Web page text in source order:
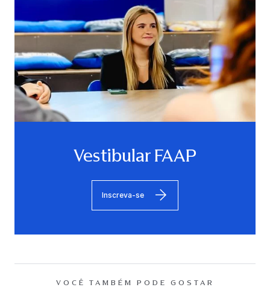
Vestibular FAAP
Inscreva-se
VOCÊ TAMBÉM PODE GOSTAR